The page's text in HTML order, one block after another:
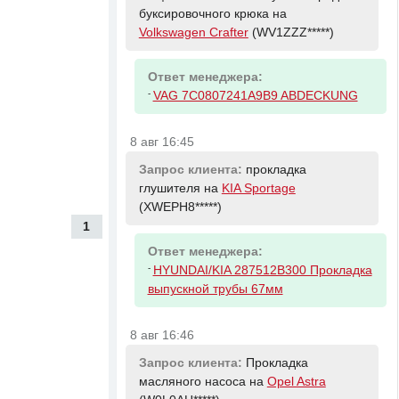
1
буксировочного крюка на
Volkswagen Crafter(WV1ZZZ*****)
Ответ менеджера:
- VAG 7C0807241A9B9 ABDECKUNG
8 авг 16:45
Запрос клиента: прокладка
глушителя на KIA Sportage
(XWEPH8*****)
Ответ менеджера:
- HYUNDAI/KIA 287512B300 Прокладка
выпускной трубы 67мм
8 авг 16:46
Запрос клиента: Прокладка
масляного насоса на Opel Astra